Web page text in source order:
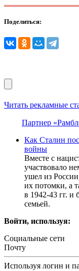
Поделиться:
Читать рекламные
Партнер
Как Сталин
войны
Вместе с
участвовало
ушел из
их потомки, а
в 1942-43 гг. и
семьей.
Войти, используя:
Социальные сети
Почту
Используя логин и